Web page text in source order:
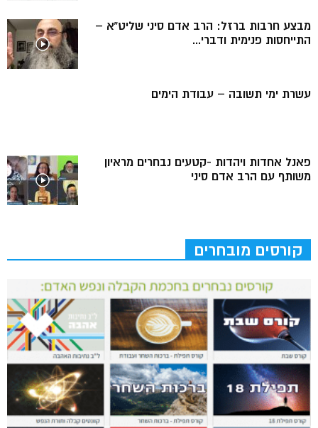
מבצע חרבות ברזל: הרב אדם סיני שליט”א –
התייחסות פנימית ודברי...
עשרת ימי תשובה – עבודת הימים
פאנל אחדות ויהדות -קטעים נבחרים מראיון
משותף עם הרב אדם סיני
קורסים מובחרים